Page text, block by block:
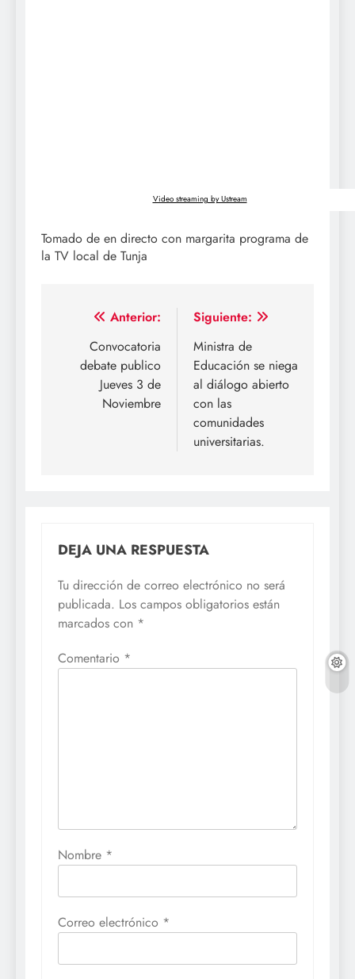
Video streaming by Ustream
Tomado de en directo con margarita programa de
la TV local de Tunja
Navegación
entradas
Anterior:
Convocatoria
debate publico
Jueves 3 de
Noviembre
Siguiente:
Ministra de
Educación se niega
al diálogo abierto
con las
comunidades
universitarias.
DEJA UNA RESPUESTA
Tu dirección de correo electrónico no será
publicada. Los campos obligatorios están
marcados con *
Comentario *
Nombre *
Correo electrónico *